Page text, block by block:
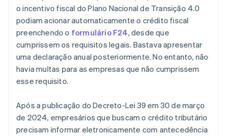
o incentivo fiscal do Plano Nacional de Transição 4.0
podiam acionar automaticamente o crédito fiscal
preenchendo o formulário F24, desde que
cumprissem os requisitos legais. Bastava apresentar
uma declaração anual posteriormente. No entanto, não
havia multas para as empresas que não cumprissem
esse requisito.
Após a publicação do Decreto-Lei 39 em 30 de março
de 2024, empresários que buscam o crédito tributário
precisam informar eletronicamente com antecedência